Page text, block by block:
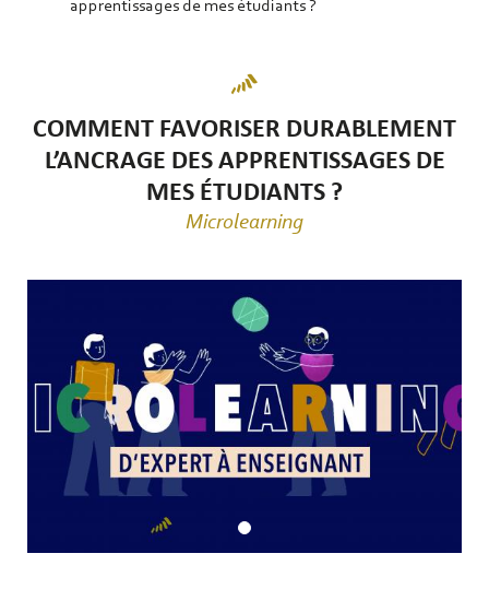
apprentissages de mes étudiants ?
COMMENT FAVORISER DURABLEMENT
L’ANCRAGE DES APPRENTISSAGES DE
MES ÉTUDIANTS ?
Microlearning